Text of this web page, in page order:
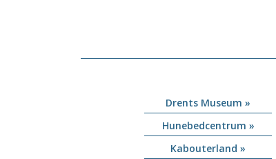
Drents Museum »
Hunebedcentrum »
Kabouterland »